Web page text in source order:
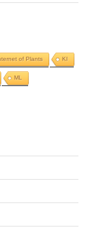
of Plants KI
ML